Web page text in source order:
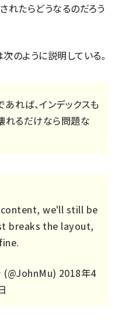
れたらどうなるのだろう
のように説明している。
れば、インデックスも
れるだけなら問題な
we'll still be
breaks the layout,
2018年4